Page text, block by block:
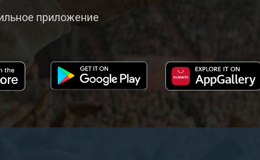
приложение